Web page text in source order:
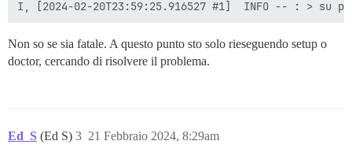
Non so se sia fatale. A questo punto sto solo rieseguendo setup o
doctor, cercando di risolvere il problema.
Ed_S (Ed S) 21 Febbraio 2024, 8:29am
3